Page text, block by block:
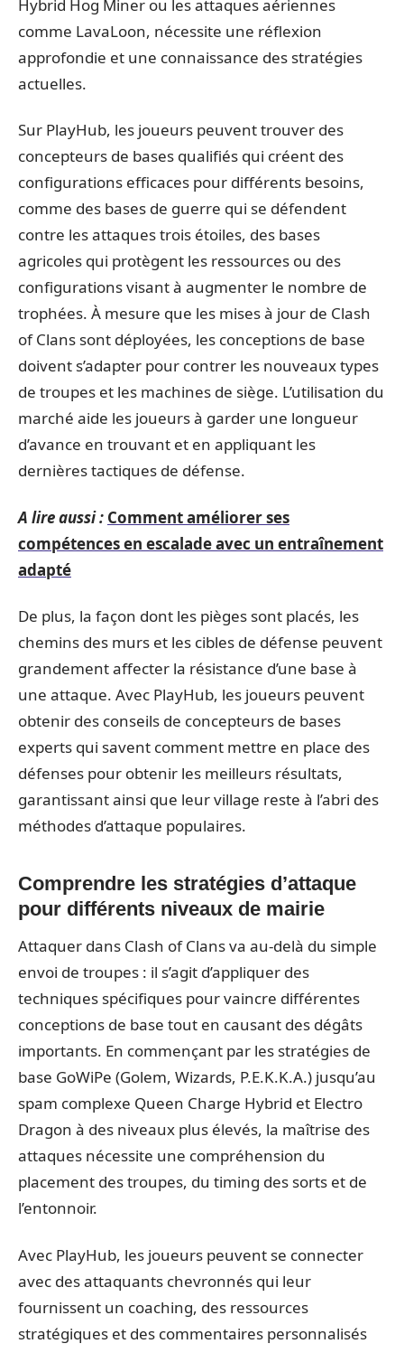
Hybrid Hog Miner ou les attaques aériennes
comme LavaLoon, nécessite une réflexion
approfondie et une connaissance des stratégies
actuelles.
Sur PlayHub, les joueurs peuvent trouver des
concepteurs de bases qualifiés qui créent des
configurations efficaces pour différents besoins,
comme des bases de guerre qui se défendent
contre les attaques trois étoiles, des bases
agricoles qui protègent les ressources ou des
configurations visant à augmenter le nombre de
trophées. À mesure que les mises à jour de Clash
of Clans sont déployées, les conceptions de base
doivent s’adapter pour contrer les nouveaux types
de troupes et les machines de siège. L’utilisation du
marché aide les joueurs à garder une longueur
d’avance en trouvant et en appliquant les
dernières tactiques de défense.
A lire aussi : Comment améliorer ses
compétences en escalade avec un entraînement
adapté
De plus, la façon dont les pièges sont placés, les
chemins des murs et les cibles de défense peuvent
grandement affecter la résistance d’une base à
une attaque. Avec PlayHub, les joueurs peuvent
obtenir des conseils de concepteurs de bases
experts qui savent comment mettre en place des
défenses pour obtenir les meilleurs résultats,
garantissant ainsi que leur village reste à l’abri des
méthodes d’attaque populaires.
Comprendre les stratégies d’attaque
pour différents niveaux de mairie
Attaquer dans Clash of Clans va au-delà du simple
envoi de troupes : il s’agit d’appliquer des
techniques spécifiques pour vaincre différentes
conceptions de base tout en causant des dégâts
importants. En commençant par les stratégies de
base GoWiPe (Golem, Wizards, P.E.K.K.A.) jusqu’au
spam complexe Queen Charge Hybrid et Electro
Dragon à des niveaux plus élevés, la maîtrise des
attaques nécessite une compréhension du
placement des troupes, du timing des sorts et de
l’entonnoir.
Avec PlayHub, les joueurs peuvent se connecter
avec des attaquants chevronnés qui leur
fournissent un coaching, des ressources
stratégiques et des commentaires personnalisés